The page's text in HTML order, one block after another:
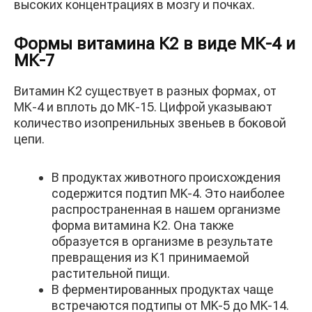
высоких концентрациях в мозгу и почках.
Формы витамина К2 в виде МК-4 и
МК-7
Витамин К2 существует в разных формах, от
МК-4 и вплоть до МК-15. Цифрой указывают
количество изопренильных звеньев в боковой
цепи.
В продуктах животного происхождения
содержится подтип MK-4. Это наиболее
распространенная в нашем организме
форма витамина К2. Она также
образуется в организме в результате
превращения из К1 принимаемой
растительной пищи.
В ферментированных продуктах чаще
встречаются подтипы от MK-5 до MK-14.